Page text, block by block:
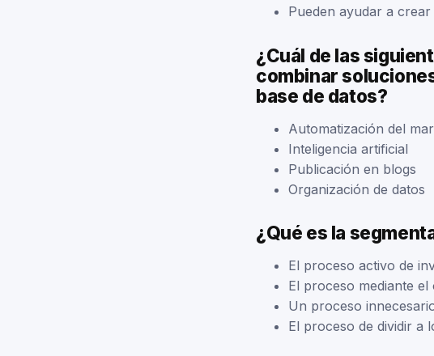
Pueden ayudar a
¿Cuál de las
combinar
base de datos?
Automatización del
Inteligencia artificial
Publicación en blogs
Organización de datos
¿Qué es la
El proceso activo de
El proceso mediante
Un proceso
El proceso de dividir a